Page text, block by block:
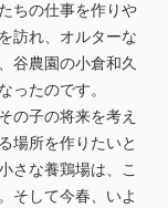
ちの仕事を作りや
訪れ、オルターな
谷農園の小倉和久
ったのです。
の子の将来を考え
場所を作りたいと
さな養鶏場は、こ
そして今春、いよ